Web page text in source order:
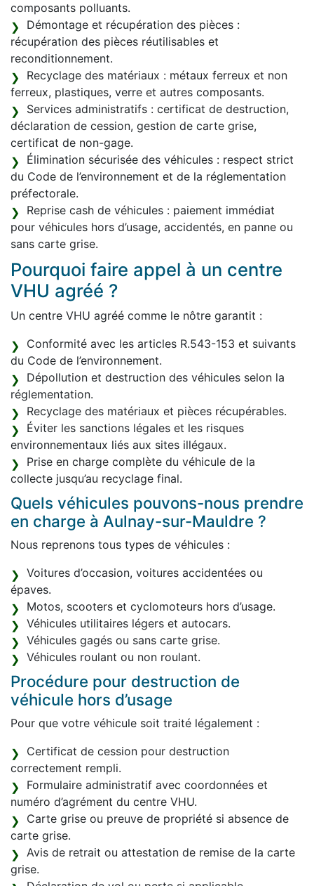
composants polluants.
Démontage et récupération des pièces :
récupération des pièces réutilisables et
reconditionnement.
Recyclage des matériaux : métaux ferreux et non
ferreux, plastiques, verre et autres composants.
Services administratifs : certificat de destruction,
déclaration de cession, gestion de carte grise,
certificat de non-gage.
Élimination sécurisée des véhicules : respect strict
du Code de l’environnement et de la réglementation
préfectorale.
Reprise cash de véhicules : paiement immédiat
pour véhicules hors d’usage, accidentés, en panne ou
sans carte grise.
Pourquoi faire appel à un centre
VHU agréé ?
Un centre VHU agréé comme le nôtre garantit :
Conformité avec les articles R.543-153 et suivants
du Code de l’environnement.
Dépollution et destruction des véhicules selon la
réglementation.
Recyclage des matériaux et pièces récupérables.
Éviter les sanctions légales et les risques
environnementaux liés aux sites illégaux.
Prise en charge complète du véhicule de la
collecte jusqu’au recyclage final.
Quels véhicules pouvons-nous prendre
en charge à Aulnay-sur-Mauldre ?
Nous reprenons tous types de véhicules :
Voitures d’occasion, voitures accidentées ou
épaves.
Motos, scooters et cyclomoteurs hors d’usage.
Véhicules utilitaires légers et autocars.
Véhicules gagés ou sans carte grise.
Véhicules roulant ou non roulant.
Procédure pour destruction de
véhicule hors d’usage
Pour que votre véhicule soit traité légalement :
Certificat de cession pour destruction
correctement rempli.
Formulaire administratif avec coordonnées et
numéro d’agrément du centre VHU.
Carte grise ou preuve de propriété si absence de
carte grise.
Avis de retrait ou attestation de remise de la carte
grise.